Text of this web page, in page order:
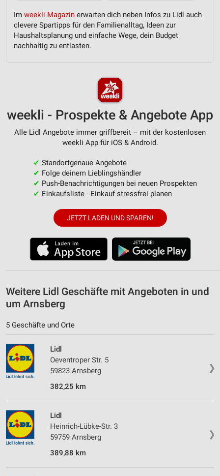
Im weekli Magazin erwarten dich neben Infos zu Lidl auch
clevere Spartipps für den Familienalltag, Ideen zur
Haushaltsplanung und einfache Wege, dein Budget
nachhaltig zu entlasten.
weekli - Prospekte & Angebote App
Alle Lidl Angebote immer griffbereit – mit der kostenlosen
weekli App für iOS & Android.
✔ Standortgenaue Angebote
✔ Folge deinem Lieblingshändler
✔ Push-Benachrichtigungen bei neuen Prospekten
✔ Einkaufsliste - Einkauf stressfrei planen
JETZT LADEN UND SPAREN!
Weitere Lidl Geschäfte mit Angeboten in und
um Arnsberg
5 Geschäfte und Orte
❯
Lidl
Oeventroper Str. 5
59823 Arnsberg
382,25 km
❯
Lidl
Heinrich-Lübke-Str. 3
59759 Arnsberg
389,88 km
Erstellung von Profilen zur Personalisierung
von Inhalten
Verwendung von Profilen zur Auswahl
personalisierter Inhalte
Messung der Performance von Inhalten
Analyse von Zielgruppen durch Statistiken oder
Kombinationen von Daten aus verschiedenen
Entwicklung und Verbesserung der Angebote
Verwendung reduzierter Daten zur Auswahl von
Inhalten
IAB-Besonderheiten:
Geräte anhand von aktiv angeforderten
Nicht-IAB-Verarbeitungszwecke:
Performance
Funktional
Werbung